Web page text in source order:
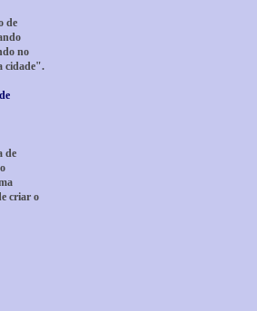
de
no
cidade".
de
criar o